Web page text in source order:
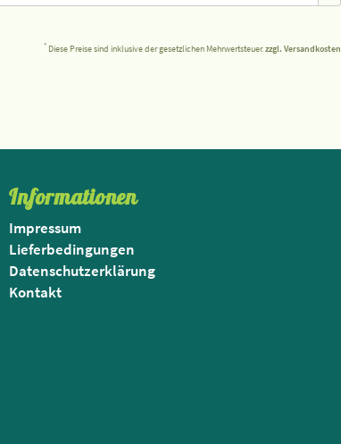
* Diese Preise sind inklusive der gesetzlichen Mehrwertsteuer.zzgl. Versandkosten
Informationen
Impressum
Lieferbedingungen
Datenschutzerklärung
Kontakt